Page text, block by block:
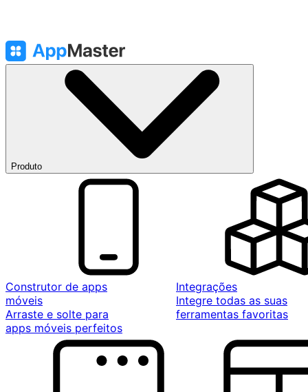
Produto
Construtor de apps
móveis
Arraste e solte para
apps móveis perfeitos
Integrações
Integre todas as suas
ferramentas favoritas